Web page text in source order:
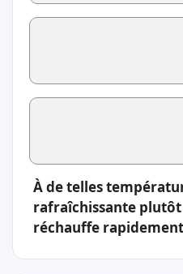
À de telles
rafraîchissante plutôt
réchauffe